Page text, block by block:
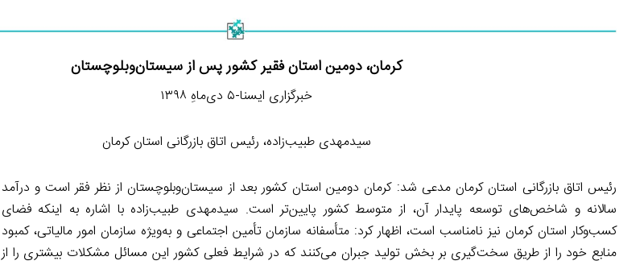
کرمان، دومین استان فقیر کشور پس از سیستان‌وبلوچستان
خبرگزاری ایسنا-۵ دی‌ماهِ ۱۳۹۸
سیدمهدی طبیب‌زاده، رئیس اتاق بازرگانی استان کرمان
رئیس اتاق بازرگانی استان کرمان مدعی شد: کرمان دومین استان کشور بعد از سیستان‌وبلوچستان از نظر فقر است و درآمد
سالانه و شاخص‌های توسعه پایدار آن، از متوسط کشور پایین‌تر است. سیدمهدی طبیب‌زاده با اشاره به اینکه فضای
کسب‌وکار استان کرمان نیز نامناسب است، اظهار کرد: متأسفانه سازمان تأمین اجتماعی و به‌ویژه سازمان امور مالیاتی، کمبود
منابع خود را از طریق سخت‌گیری بر بخش تولید جبران می‌کنند که در شرایط فعلی کشور این مسائل مشکلات بیشتری را از